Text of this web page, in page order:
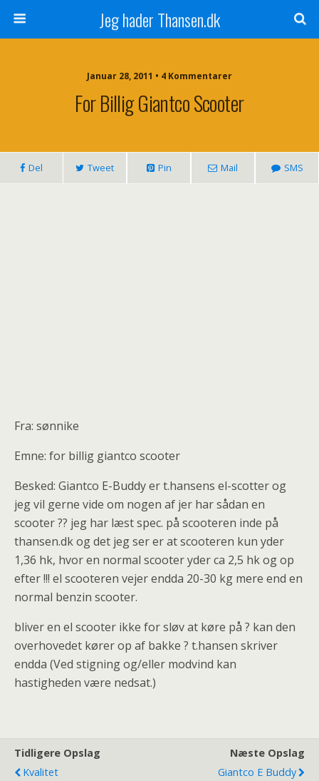
Jeg hader Thansen.dk
Januar 28, 2011 • 4 Kommentarer
For Billig Giantco Scooter
Del Tweet Pin Mail SMS
Fra: sønnike
Emne: for billig giantco scooter
Besked: Giantco E-Buddy er t.hansens el-scotter og
jeg vil gerne vide om nogen af jer har sådan en
scooter ?? jeg har læst spec. på scooteren inde på
thansen.dk og det jeg ser er at scooteren kun yder
1,36 hk, hvor en normal scooter yder ca 2,5 hk og op
efter !!! el scooteren vejer endda 20-30 kg mere end en
normal benzin scooter.
bliver en el scooter ikke for sløv at køre på ? kan den
overhovedet kører op af bakke ? t.hansen skriver
endda (Ved stigning og/eller modvind kan
hastigheden være nedsat.)
Tidligere Opslag
Kvalitet
Næste Opslag
Giantco E Buddy